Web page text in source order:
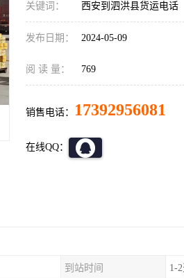
关键词： 西安到泗洪县货运电话
发布日期： 2024-05-09
阅 读 量： 769
销售电话： 17392956081
在线QQ：
到站时间 1-